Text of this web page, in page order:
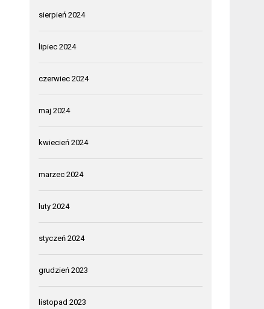
sierpień 2024
lipiec 2024
czerwiec 2024
maj 2024
kwiecień 2024
marzec 2024
luty 2024
styczeń 2024
grudzień 2023
listopad 2023